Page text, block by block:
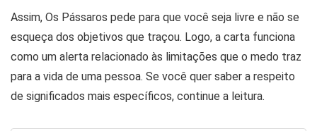
Assim, Os Pássaros pede para que você seja livre e não se
esqueça dos objetivos que traçou. Logo, a carta funciona
como um alerta relacionado às limitações que o medo traz
para a vida de uma pessoa. Se você quer saber a respeito
de significados mais específicos, continue a leitura.